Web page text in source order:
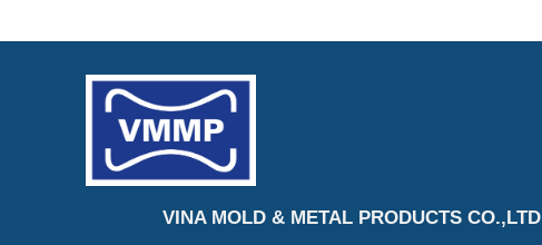
VINA MOLD & METAL PRODUCTS CO.,LTD